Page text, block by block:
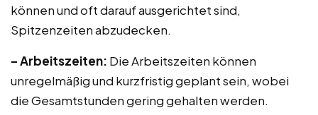
können und oft darauf ausgerichtet sind,
Spitzenzeiten abzudecken.
– Arbeitszeiten: Die Arbeitszeiten können
unregelmäßig und kurzfristig geplant sein, wobei
die Gesamtstunden gering gehalten werden.